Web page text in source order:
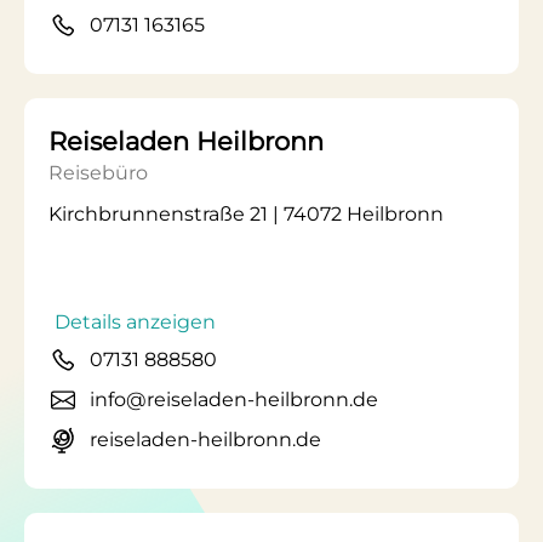
07131 163165
Reiseladen Heilbronn
Reisebüro
Kirchbrunnenstraße 21 | 74072 Heilbronn
Details anzeigen
07131 888580
info@reiseladen-heilbronn.de
reiseladen-heilbronn.de